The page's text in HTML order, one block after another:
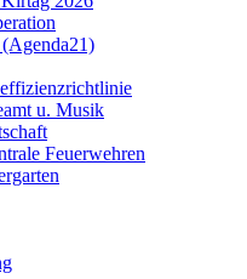
u. Musik
Feuerwehren